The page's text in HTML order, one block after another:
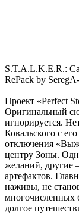
S.T.A.L.K.E.R.:
RePack by
Проект «Perfect
Оригинальный
игнорируется.
Ковальского с
отключения
центру Зоны.
желаний, другие
артефактов.
наживы, не
многочисленных
долгое